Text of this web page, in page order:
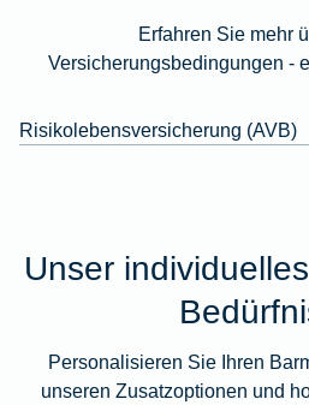
Erfahren Sie mehr
Versicherungsbedingungen -
Risikolebensversicherung (AVB)
Unser
Personalisieren Sie Ihren
unseren Zusatzoptionen und